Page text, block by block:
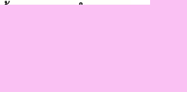
านหนองแวงคำภู